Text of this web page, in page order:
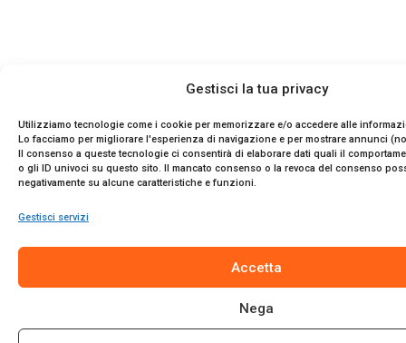
Gestisci la tua privacy
Utilizziamo tecnologie come i cookie per memorizzare e/o accedere alle
Lo facciamo per migliorare l'esperienza di navigazione e per mostrare annunci
Il consenso a queste tecnologie ci consentirà di elaborare dati quali il
o gli ID univoci su questo sito. Il mancato consenso o la revoca del consenso
negativamente su alcune caratteristiche e funzioni.
Gestisci servizi
Accetta
Nega